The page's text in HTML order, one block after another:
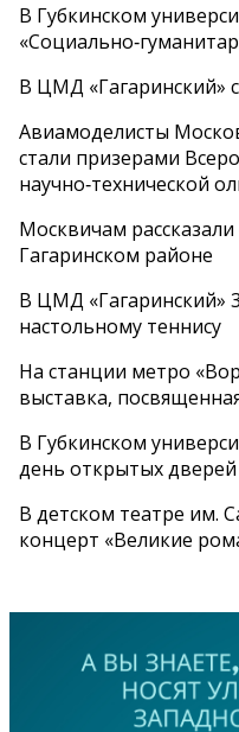
В Губкинском
В ЦМД «Гагаринский»
Авиамоделисты
стали призерами
научно‑технической
Москвичам
Гагаринском районе
В ЦМД «Гагаринский»
настольному теннису
На станции метро
выставка,
В Губкинском
день открытых дверей
В детском театре им.
концерт «Великие